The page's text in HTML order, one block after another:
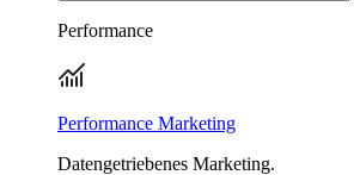
Performance
Performance Marketing
Datengetriebenes Marketing.